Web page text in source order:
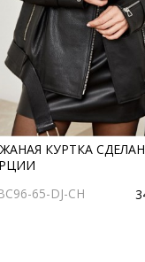
КУРТКА
65-DJ-CH